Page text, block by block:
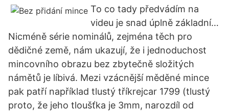
To co tady předvádím na
videu je snad úplně základní…
Nicméně série nominálů, zejména těch pro
dědičné země, nám ukazují, že i jednoduchost
mincovního obrazu bez zbytečně složitých
námětů je líbivá. Mezi vzácnější měděné mince
pak patří například tlustý tříkrejcar 1799 (tlustý
proto, že jeho tloušťka je 3mm, narozdíl od